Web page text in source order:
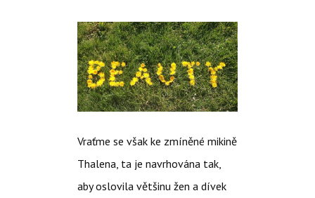
Vraťme se však ke zmíněné mikině
Thalena, ta je navrhována tak,
aby oslovila většinu žen a dívek